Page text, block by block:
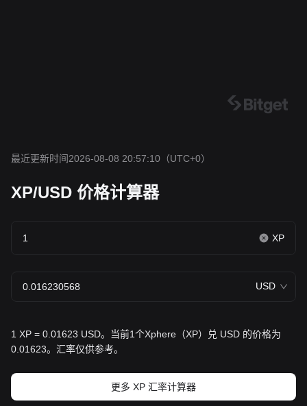
最近更新时间2026-08-08 20:57:10 （UTC+0）
XP/USD 价格计算器
XP
USD
1 XP = 0.01623 USD。当前1个Xphere（XP）兑 USD 的价格为
0.01623。汇率仅供参考。
更多 XP 汇率计算器